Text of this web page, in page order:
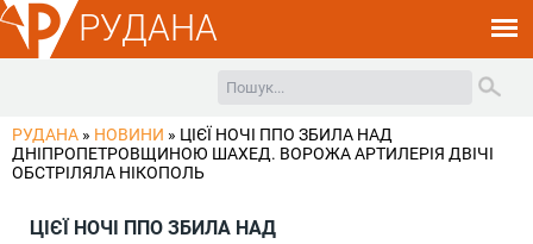
РУДАНА
РУДАНА » НОВИНИ » ЦІЄЇ НОЧІ ППО ЗБИЛА НАД
ДНІПРОПЕТРОВЩИНОЮ ШАХЕД. ВОРОЖА АРТИЛЕРІЯ ДВІЧІ
ОБСТРІЛЯЛА НІКОПОЛЬ
ЦІЄЇ НОЧІ ППО ЗБИЛА НАД